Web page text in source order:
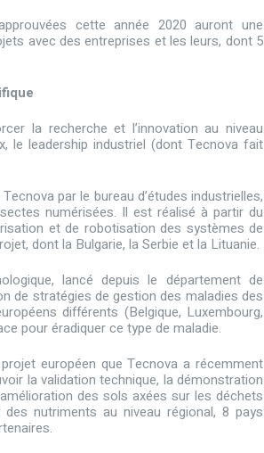
cette année 2020 auront une
avec des entreprises et les leurs, dont 5
la recherche et l’innovation au niveau
le leadership industriel (dont Tecnova fait
par le bureau d’études industrielles,
numérisées. Il est réalisé à partir du
et de robotisation des systèmes de
dont la Bulgarie, la Serbie et la Lituanie.
lancé depuis le département de
de stratégies de gestion des maladies des
différents (Belgique, Luxembourg,
pour éradiquer ce type de maladie.
européen que Tecnova a récemment
la validation technique, la démonstration
des sols axées sur les déchets
nutriments au niveau régional, 8 pays